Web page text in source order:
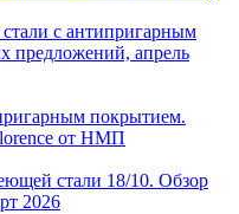
с антипригарным
предложений, апрель
покрытием.
от НМП
стали 18/10. Обзор
2026